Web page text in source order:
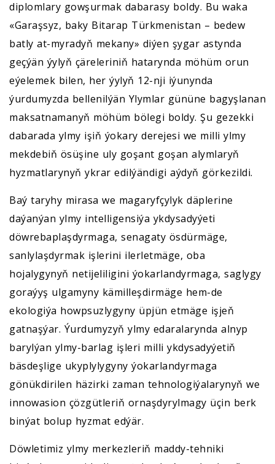
diplomlary gowşurmak dabarasy boldy. Bu waka
«Garaşsyz, baky Bitarap Türkmenistan – bedew
batly at-myradyň mekany» diýen şygar astynda
geçýän ýylyň çäreleriniň hatarynda möhüm orun
eýelemek bilen, her ýylyň 12-nji iýunynda
ýurdumyzda bellenilýän Ylymlar gününe bagyşlanan
maksatnamanyň möhüm bölegi boldy. Şu gezekki
dabarada ylmy işiň ýokary derejesi we milli ylmy
mekdebiň ösüşine uly goşant goşan alymlaryň
hyzmatlarynyň ykrar edilýändigi aýdyň görkezildi.
Baý taryhy mirasa we magaryfçylyk däplerine
daýanýan ylmy intelligensiýa ykdysadyýeti
döwrebaplaşdyrmaga, senagaty ösdürmäge,
sanlylaşdyrmak işlerini ilerletmäge, oba
hojalygynyň netijeliligini ýokarlandyrmaga, saglygy
goraýyş ulgamyny kämilleşdirmäge hem-de
ekologiýa howpsuzlygyny üpjün etmäge işjeň
gatnaşýar. Ýurdumyzyň ylmy edaralarynda alnyp
barylýan ylmy-barlag işleri milli ykdysadyýetiň
bäsdeşlige ukyplylygyny ýokarlandyrmaga
gönükdirilen häzirki zaman tehnologiýalarynyň we
innowasion çözgütleriň ornaşdyrylmagy üçin berk
binýat bolup hyzmat edýär.
Döwletimiz ylmy merkezleriň maddy-tehniki